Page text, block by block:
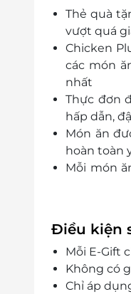
9 Phạm Phú
47 Đường số
43 Nguyễn
135 Bình
380 Lê Văn
Lâm Đồng
14 Nguyễn
52 Bà
291 Trần
70 Xô Viết
163 Nguyễn
77 Nguyễn
Thẻ quà
vượt quá
Chicken
các món
nhất
Thực đơn
hấp dẫn,
Món ăn
hoàn toàn
Mỗi món
Điều kiện
Mỗi E-Gift
Không có
Chỉ áp